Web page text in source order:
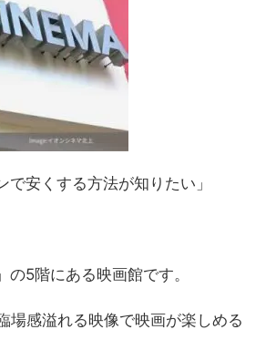
安くする方法が知りたい」
5階にある映画館です。
場感溢れる映像で映画が楽しめる